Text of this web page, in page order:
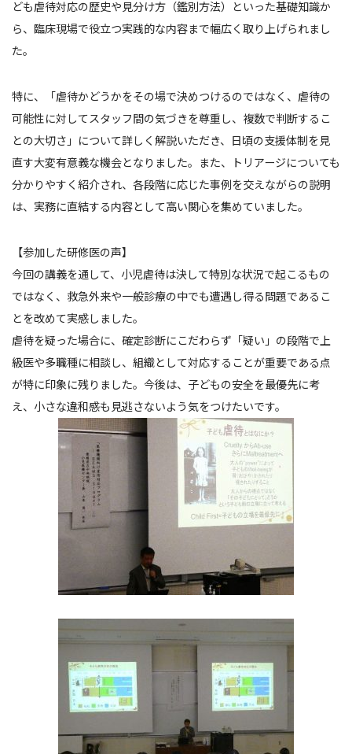
ども虐待対応の歴史や見分け方（鑑別方法）といった基礎知識か
ら、臨床現場で役立つ実践的な内容まで幅広く取り上げられまし
た。
特に、「虐待かどうかをその場で決めつけるのではなく、虐待の
可能性に対してスタッフ間の気づきを尊重し、複数で判断するこ
との大切さ」について詳しく解説いただき、日頃の支援体制を見
直す大変有意義な機会となりました。また、トリアージについても
分かりやすく紹介され、各段階に応じた事例を交えながらの説明
は、実務に直結する内容として高い関心を集めていました。
【参加した研修医の声】
今回の講義を通して、小児虐待は決して特別な状況で起こるもの
ではなく、救急外来や一般診療の中でも遭遇し得る問題であるこ
とを改めて実感しました。
虐待を疑った場合に、確定診断にこだわらず「疑い」の段階で上
級医や多職種に相談し、組織として対応することが重要である点
が特に印象に残りました。今後は、子どもの安全を最優先に考
え、小さな違和感も見逃さないよう気をつけたいです。